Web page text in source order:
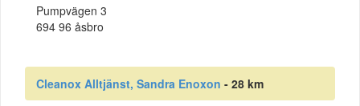
Pumpvägen 3
694 96 åsbro
Cleanox Alltjänst, Sandra Enoxon - 28 km